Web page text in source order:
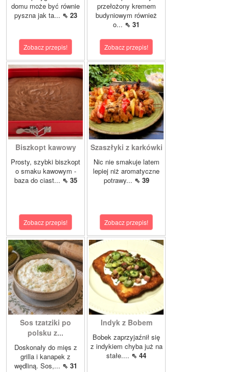
domu może być równie
pyszna jak ta... ⇖ 23
Zobacz przepis!
przełożony kremem
budyniowym również
o... ⇖ 31
Zobacz przepis!
Biszkopt kawowy
Prosty, szybki biszkopt
o smaku kawowym -
baza do ciast... ⇖ 35
Zobacz przepis!
Szaszłyki z karkówki
Nic nie smakuje latem
lepiej niż aromatyczne
potrawy... ⇖ 39
Zobacz przepis!
Sos tzatziki po
polsku z...
Doskonały do mięs z
grilla i kanapek z
wędliną. Sos,... ⇖ 31
Indyk z Bobem
Bobek zaprzyjaźnił się
z indykiem chyba już na
stałe.... ⇖ 44